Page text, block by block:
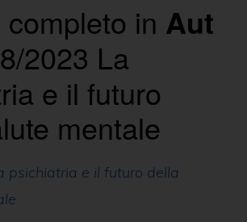
in Aut
2023 La
e il futuro
mentale
psichiatria e il futuro della